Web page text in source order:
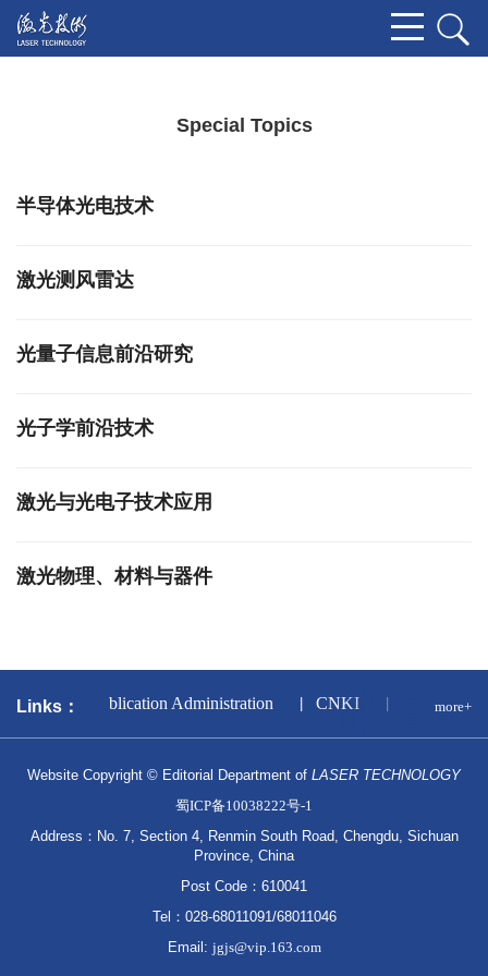
Special Topics
半导体光电技术
激光测风雷达
光量子信息前沿研究
光子学前沿技术
激光与光电子技术应用
激光物理、材料与器件
Links：
Press and Publication Administration CNKI National
more+
Website Copyright © Editorial Department of LASER TECHNOLOGY
蜀ICP备10038222号-1
Address：No. 7, Section 4, Renmin South Road, Chengdu, Sichuan
Province, China
Post Code：610041
Tel：028-68011091/68011046
Email: jgjs@vip.163.com